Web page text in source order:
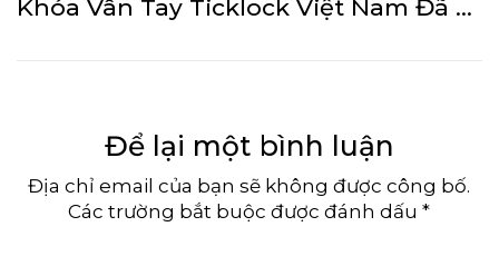
Khóa Vân Tay Ticklock Việt Nam Đã Thay Đổi Cuộc Sống Bạn Như Nào? 1 Số Lợi Ích Của Việc Sử Dụng Khóa Điện Tử Ticklock.
Để lại một bình luận
Địa chỉ email của bạn sẽ không được công bố.
Các trường bắt buộc được đánh dấu *